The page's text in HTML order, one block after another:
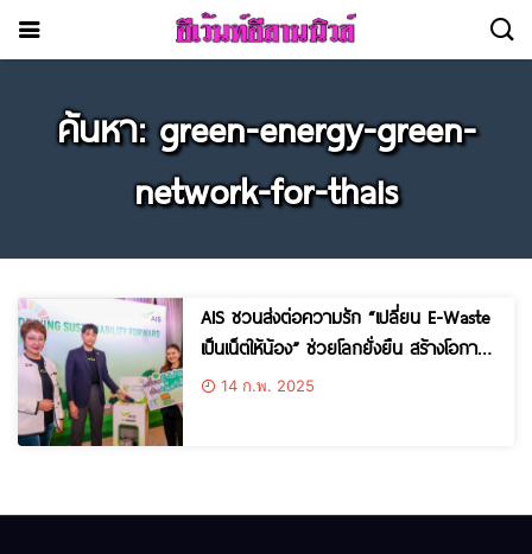
ค้นหา: green-energy-green-
network-for-thais
AIS ชวนส่งต่อความรัก “เปลี่ยน E-Waste
เป็นเน็ตให้น้อง” ช่วยโลกยั่งยืน สร้างโอกาส
การเรียนรู้ให้เด็กๆ ในพื้นที่ห่างไกล ลดความ
14 ก.พ. 2025